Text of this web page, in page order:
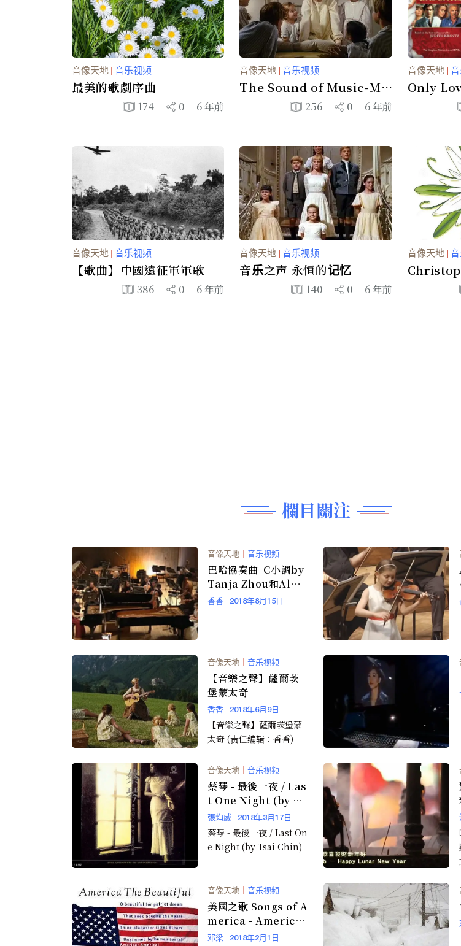
音像天地|音乐视频
最美的歌劇序曲
174 0 6 年前
音像天地|音乐视频
The Sound of Music-My
Favorite Things
256 0 6 年前
音像天地|
Only
uskouri
音像天地|音乐视频
【歌曲】中國遠征軍軍歌
386 0 6 年前
音像天地|音乐视频
音乐之声 永恒的记忆
140 0 6 年前
音像天地|
欄目關注
音像天地 ｜ 音乐视频
巴哈協奏曲_C小調by
Tanja Zhou和Alma
Deutscher
香香 2018年8月15日
音像天地 ｜ 音乐视频
【音樂之聲】薩爾茨
堡蒙太奇
香香 2018年6月9日
【音樂之聲】薩爾茨堡蒙
太奇 (责任编辑：香香)
音像天地 音乐视频
蔡琴 - 最後一夜 / Las
t One Night (by Ts
ai Chin)
張均威 2018年3月17日
蔡琴 - 最後一夜 / Last On
e Night (by Tsai Chin)
音像天地 音乐视频
美國之歌 Songs of A
merica - America,
The Beautiful
邓梁 2018年2月1日